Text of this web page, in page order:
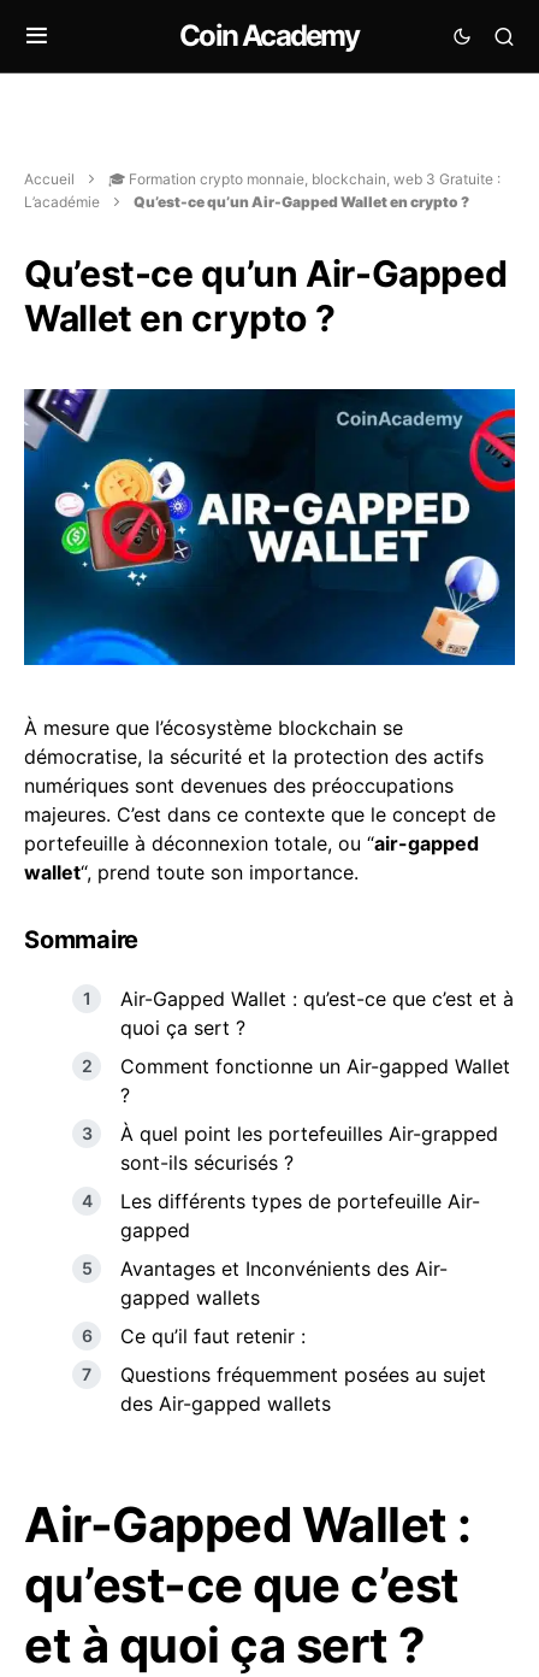
Coin Academy
Accueil
🎓 Formation crypto monnaie, blockchain, web 3 Gratuite :
L’académie
Qu’est-ce qu’un Air-Gapped Wallet en crypto ?
Qu’est-ce qu’un Air-Gapped
Wallet en crypto ?
À mesure que l’écosystème blockchain se
démocratise, la sécurité et la protection des actifs
numériques sont devenues des préoccupations
majeures. C’est dans ce contexte que le concept de
portefeuille à déconnexion totale, ou “air-gapped
wallet“, prend toute son importance.
Sommaire
Air-Gapped Wallet : qu’est-ce que c’est et à
quoi ça sert ?
Comment fonctionne un Air-gapped Wallet
?
À quel point les portefeuilles Air-grapped
sont-ils sécurisés ?
Les différents types de portefeuille Air-
gapped
Avantages et Inconvénients des Air-
gapped wallets
Ce qu’il faut retenir :
Questions fréquemment posées au sujet
des Air-gapped wallets
Air-Gapped Wallet :
qu’est-ce que c’est
et à quoi ça sert ?